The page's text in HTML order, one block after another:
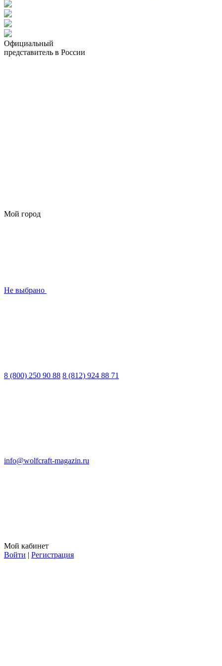
Официальный
представитель в России
Мой город
Не выбрано
8 (800) 250 90 88 8 (812) 924 88 71
info@wolfcraft-magazin.ru
Мой кабинет
Войти | Регистрация